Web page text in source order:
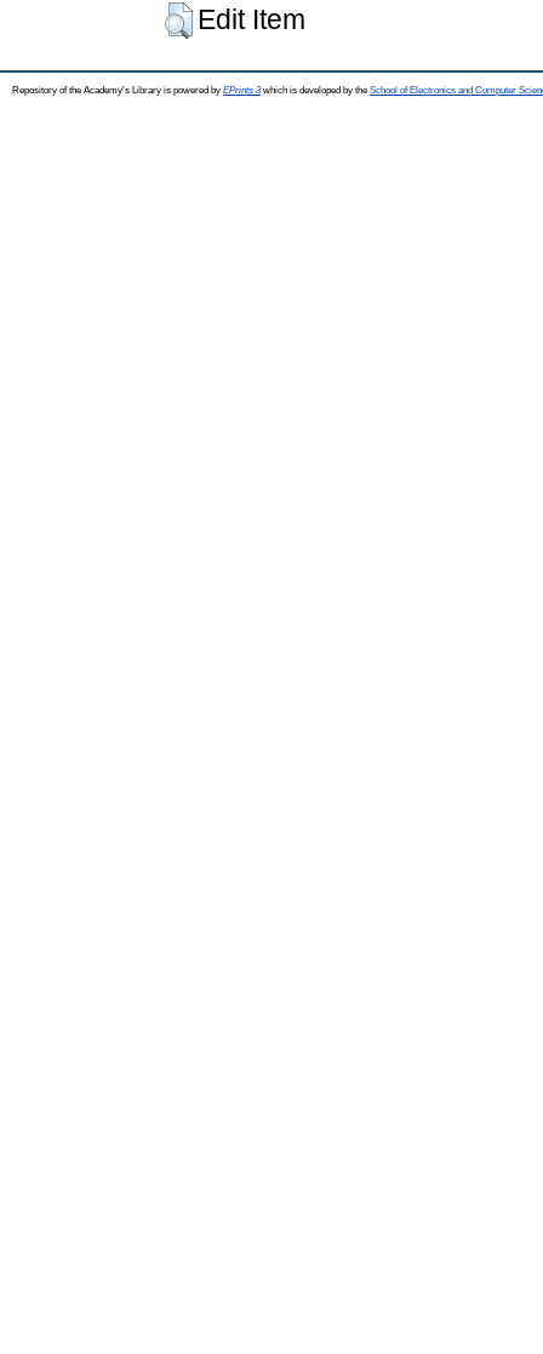
Edit Item
Repository of the Academy's Library is powered by EPrints 3which is developed by the School of Electronics and Computer